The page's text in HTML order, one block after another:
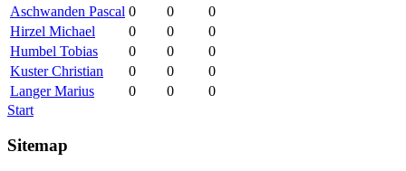
Aschwanden Pascal 0 0
0
Hirzel Michael
0 0
0
Humbel Tobias
0 0
0
Kuster Christian
0 0
0
Langer Marius
0 0
0
Start
Sitemap